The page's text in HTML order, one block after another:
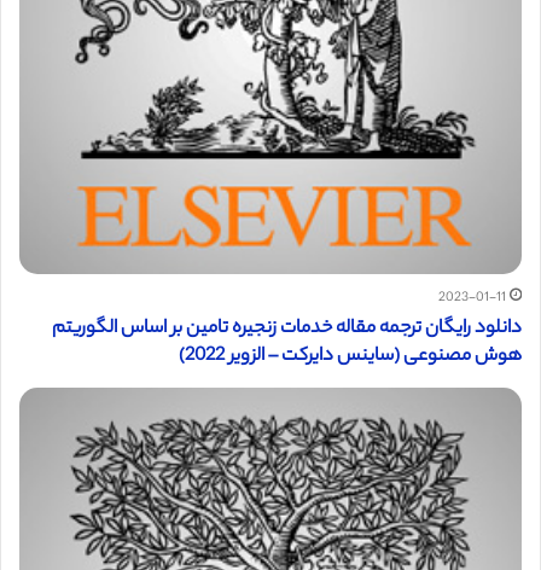
2023-01-11
دانلود رایگان ترجمه مقاله خدمات زنجیره تامین بر اساس الگوریتم
هوش مصنوعی (ساینس دایرکت – الزویر 2022)